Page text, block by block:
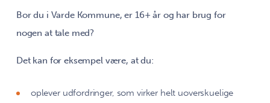
Bor du i Varde Kommune, er 16+ år og har brug for
nogen at tale med?
Det kan for eksempel være, at du:
oplever udfordringer, som virker helt uoverskuelige